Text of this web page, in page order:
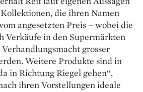
die ihren Namen
angesetzten Preis – wobei die
Verkäufe in den Supermärkten
grosser
Weitere Produkte sind in
in Richtung Riegel gehen“,
ihren Vorstellungen ideale